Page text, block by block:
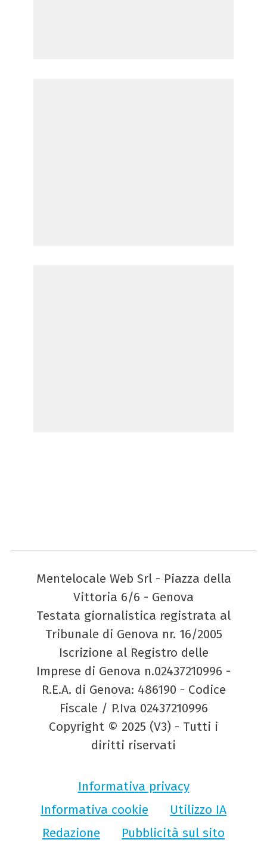
Mentelocale Web Srl - Piazza della
Vittoria 6/6 - Genova
Testata giornalistica registrata al
Tribunale di Genova nr. 16/2005
Iscrizione al Registro delle
Imprese di Genova n.02437210996 -
R.E.A. di Genova: 486190 - Codice
Fiscale / P.Iva 02437210996
Copyright © 2025 (V3) - Tutti i
diritti riservati
Informativa privacy
Informativa cookie
Utilizzo IA
Redazione
Pubblicità sul sito